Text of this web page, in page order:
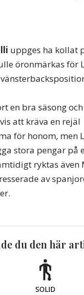
uppges ha kollat
öronmärkas för
en bra säsong
att kräva en rejäl
för honom, men
stora pengar på
ryktas även
av
du den här
SOLID